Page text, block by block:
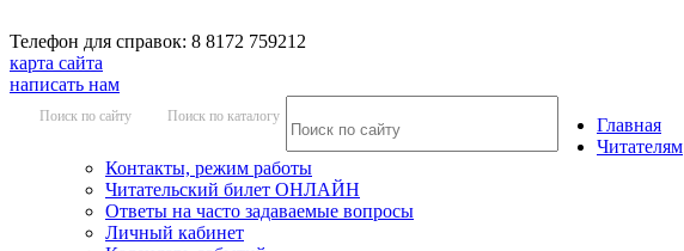
Телефон для справок: 8 8172 759212
карта сайта
написать нам
Поиск по сайту Поиск по каталогу
Главная
Читателям
Контакты, режим работы
Читательский билет ОНЛАЙН
Ответы на часто задаваемые вопросы
Личный кабинет